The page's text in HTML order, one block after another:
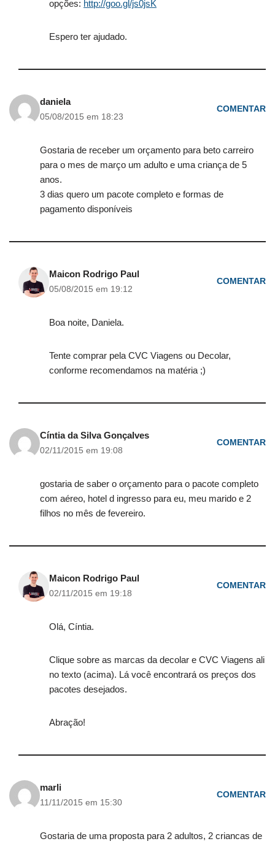
opções: http://goo.gl/js0jsK
Espero ter ajudado.
daniela
05/08/2015 em 18:23
COMENTAR
Gostaria de receber um orçamento para beto carreiro
para o mes de março um adulto e uma criança de 5
anos.
3 dias quero um pacote completo e formas de
pagamento disponíveis
Maicon Rodrigo Paul
05/08/2015 em 19:12
COMENTAR
Boa noite, Daniela.
Tente comprar pela CVC Viagens ou Decolar,
conforme recomendamos na matéria ;)
Cíntia da Silva Gonçalves
02/11/2015 em 19:08
COMENTAR
gostaria de saber o orçamento para o pacote completo
com aéreo, hotel d ingresso para eu, meu marido e 2
filhos no mês de fevereiro.
Maicon Rodrigo Paul
02/11/2015 em 19:18
COMENTAR
Olá, Cíntia.
Clique sobre as marcas da decolar e CVC Viagens ali
no texto (acima). Lá você encontrará os preços dos
pacotes desejados.
Abração!
marli
11/11/2015 em 15:30
COMENTAR
Gostaria de uma proposta para 2 adultos, 2 criancas de